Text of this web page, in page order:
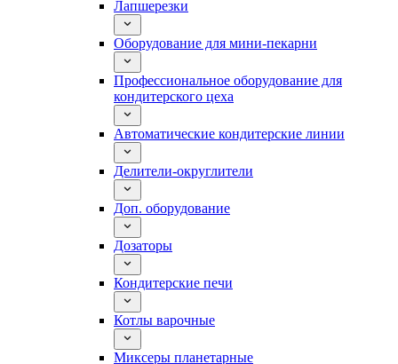
Лапшерезки
Оборудование для мини-пекарни
Профессиональное оборудование для
кондитерского цеха
Автоматические кондитерские линии
Делители-округлители
Доп. оборудование
Дозаторы
Кондитерские печи
Котлы варочные
Миксеры планетарные